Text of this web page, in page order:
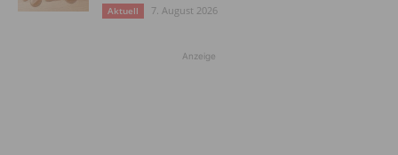
Aktuell 7. August 2026
Anzeige